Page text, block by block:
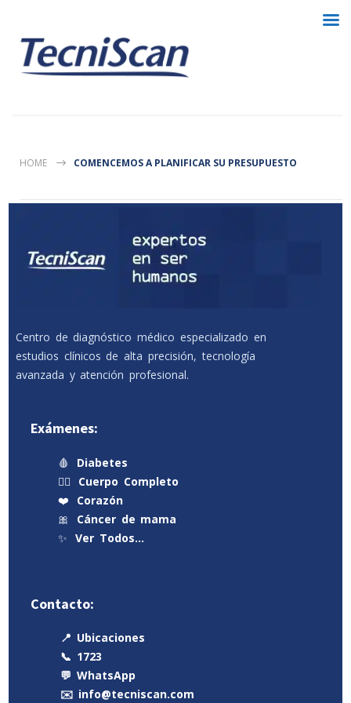
HOME COMENCEMOS A PLANIFICAR SU PRESUPUESTO
Centro de diagnóstico médico especializado en
estudios clínicos de alta precisión, tecnología
avanzada y atención profesional.
Exámenes:
🩸
Diabetes
🧍‍♂️
Cuerpo Completo
❤️
Corazón
🎀
Cáncer de mama
✨ Ver Todos…
Contacto:
📍 Ubicaciones
📞 1723
💬 WhatsApp
✉️ info@tecniscan.com